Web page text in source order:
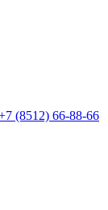
(8512) 66-88-66